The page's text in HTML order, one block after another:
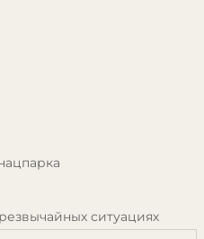
ситуациях